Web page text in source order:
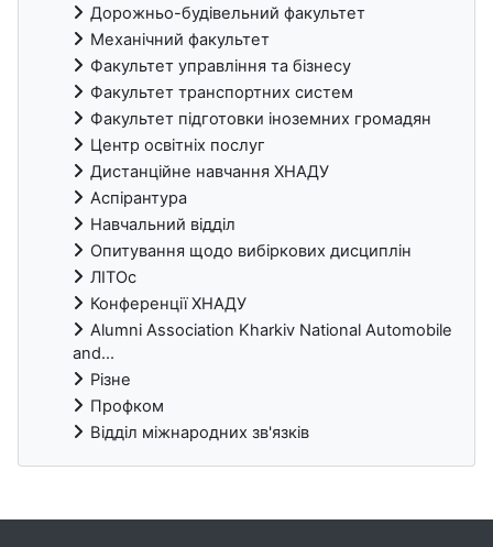
Дорожньо-будівельний факультет
Механічний факультет
Факультет управління та бізнесу
Факультет транспортних систем
Факультет підготовки іноземних громадян
Центр освітніх послуг
Дистанційне навчання ХНАДУ
Аспірантура
Навчальний відділ
Опитування щодо вибіркових дисциплін
ЛІТОс
Конференції ХНАДУ
Alumni Association Kharkiv National Automobile
and...
Різне
Профком
Відділ міжнародних зв'язків
Блоки